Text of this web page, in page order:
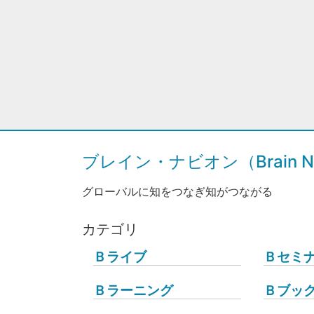
ブレイン・ナビオン（Brain
グローバルに知をつなぎ知がつながる
カテゴリ
Ｂライブ
Ｂセミ
Ｂラーニング
Ｂブッ